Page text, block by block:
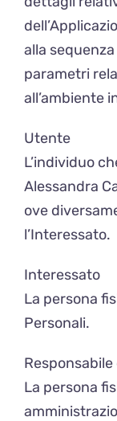
alla
parametri
all’ambiente
Utente
L’individuo
Alessandra
ove
l’Interessato.
Interessato
La persona
Personali.
La persona